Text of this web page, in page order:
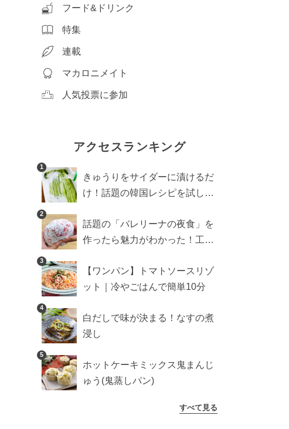
フード&ドリンク
特集
連載
マカロニメイト
人気投票に参加
アクセスランキング
1
きゅうりをサイダーに漬けるだ
け！話題の韓国レシピを試した
2
話題の「バレリーナの夜食」を
作ったら魅力がわかった！工程
3
【ワンパン】トマトソースリゾ
ット｜冷やごはんで簡単10分
4
白だしで味が決まる！なすの煮
浸し
5
ホットケーキミックス鬼まんじ
ゅう(鬼蒸しパン)
すべて見る